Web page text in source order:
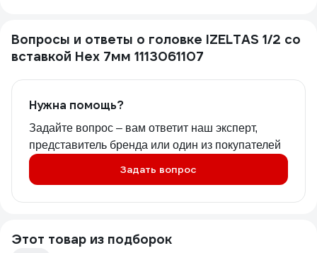
Вопросы и ответы о головке IZELTAS 1/2 со
вставкой Hex 7мм 1113061107
Нужна помощь?
Задайте вопрос – вам ответит наш эксперт,
представитель бренда или один из покупателей
Задать вопрос
Этот товар из подборок